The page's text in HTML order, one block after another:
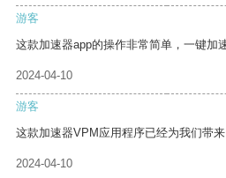
游客
这款加速器app的操作非常简单，一键加
2024-04-10
游客
这款加速器VPM应用程序已经为我们带
2024-04-10